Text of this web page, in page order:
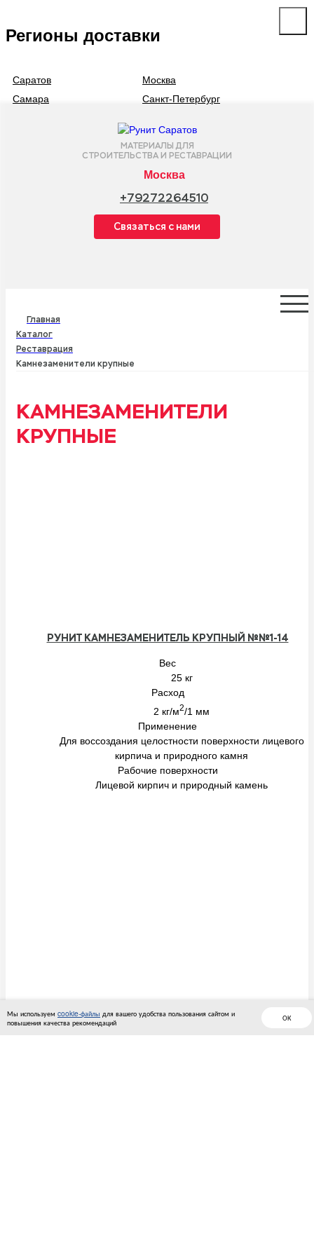
Регионы доставки
Саратов
Москва
Самара
Санкт-Петербург
МАТЕРИАЛЫ ДЛЯ
СТРОИТЕЛЬСТВА И РЕСТАВРАЦИИ
Москва
+79272264510
Cвязаться с нами
КАТАЛОГ
СИСТЕМА СПИРАЛЬНЫХ АНКЕРОВ RSA
Главная
Каталог
Реставрация
Камнезаменители крупные
КАМНЕЗАМЕНИТЕЛИ
КРУПНЫЕ
РУНИТ КАМНЕЗАМЕНИТЕЛЬ КРУПНЫЙ №№1-14
Вес
25 кг
Расход
2 кг/м2/1 мм
Применение
Для воссоздания целостности поверхности лицевого
кирпича и природного камня
Рабочие поверхности
Лицевой кирпич и природный камень
ОК
Мы используем cookie-файлы для вашего удобства пользования сайтом и
повышения качества рекомендаций